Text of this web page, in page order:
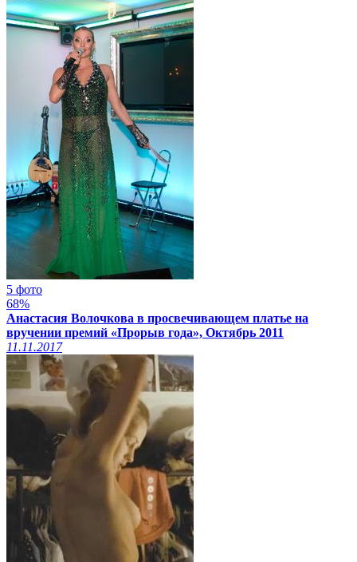
5 фото
68%
Анастасия Волочкова в просвечивающем платье на
вручении премий «Прорыв года», Октябрь 2011
11.11.2017